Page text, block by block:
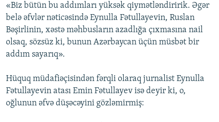
«Biz bütün bu addımları yüksək qiymətləndiririk. Əgər
belə əfvlər nəticəsində Eynulla Fətullayevin, Ruslan
Bəşirlinin, xəstə məhbusların azadlığa çıxmasına nail
olsaq, sözsüz ki, bunun Azərbaycan üçün müsbət bir
addım sayarıq».
Hüquq müdafiəçisindən fərqli olaraq jurnalist Eynulla
Fətullayevin atası Emin Fətullayev isə deyir ki, o,
oğlunun əfvə düşəcəyini gözləmirmiş: